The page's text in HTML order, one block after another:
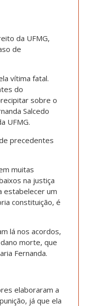
da UFMG,
de
vítima fatal.
do
sobre o
Salcedo
UFMG.
precedentes
muitas
na justiça
estabelecer um
constituição, é
lá nos acordos,
morte, que
Fernanda.
elaboraram a
já que ela